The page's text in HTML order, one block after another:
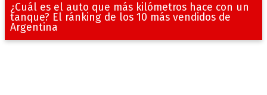
¿Cuál es el auto que más kilómetros hace con un
tanque? El ránking de los 10 más vendidos de
Argentina